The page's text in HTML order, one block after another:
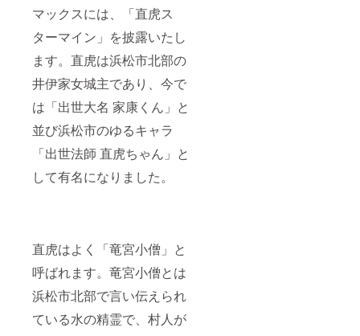
マックスには、「直虎ス
ターマイン」を披露いたし
ます。直虎は浜松市北部の
井伊家女城主であり、今で
は「出世大名 家康くん」と
並び浜松市のゆるキャラ
「出世法師 直虎ちゃん」と
して有名になりました。
直虎はよく「竜宮小僧」と
呼ばれます。竜宮小僧とは
浜松市北部で言い伝えられ
ている水の精霊で、村人が